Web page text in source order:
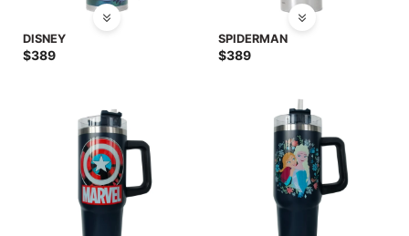
DISNEY
$389
SPIDERMAN
$389
Novedades